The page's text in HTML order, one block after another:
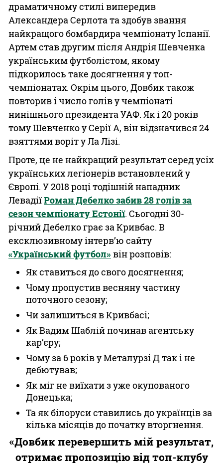
драматичному стилі випередив
Александера Серлота та здобув звання
найкращого бомбардира чемпіонату Іспанії.
Артем став другим після Андрія Шевченка
українським футболістом, якому
підкорилось таке досягнення у топ-
чемпіонатах. Окрім цього, Довбик також
повторив і число голів у чемпіонаті
нинішнього президента УАФ. Як і 20 років
тому Шевченко у Серії А, він відзначився 24
взяттями воріт у Ла Лізі.
Проте, це не найкращий результат серед усіх
українських легіонерів встановлений у
Європі. У 2018 році тодішній нападник
ЛевадіїРоман Дебелко забив 28 голів за
сезон чемпіонату Естонії. Сьогодні 30-
річний Дебелко грає за Кривбас. В
ексклюзивному інтерв’ю сайту
«Український футбол»він розповів:
Як ставиться до свого досягнення;
Чому пропустив весняну частину
поточного сезону;
Чи залишиться в Кривбасі;
Як Вадим Шаблій починав агентську
кар’єру;
Чому за 6 років у Металурзі Д так і не
дебютував;
Як міг не виїхати з уже окупованого
Донецька;
Та як білоруси ставились до українців за
кілька місяців до початку вторгнення.
«Довбик перевершить мій результат,
отримає пропозицію від топ-клубу